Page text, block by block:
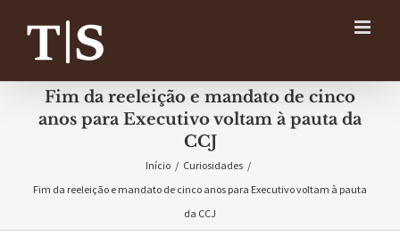
conteúdo
Fim da reeleição e mandato de cinco
anos para Executivo voltam à pauta da
CCJ
Início / Curiosidades /
Fim da reeleição e mandato de cinco anos para Executivo voltam à pauta
da CCJ